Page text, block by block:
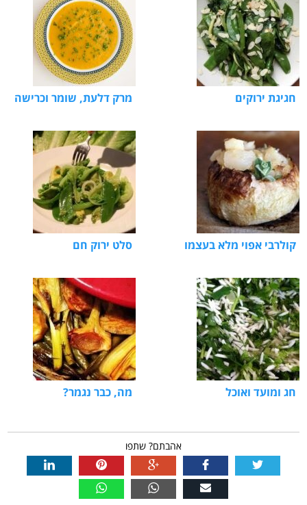
חגיגת ירוקים מרק דלעת, שומר וכרישה
קולרבי אפוי מלא בעצמו סלט ירוק חם
חג ומועד ואוכל מה, כבר נגמר?
אהבתם? שתפו